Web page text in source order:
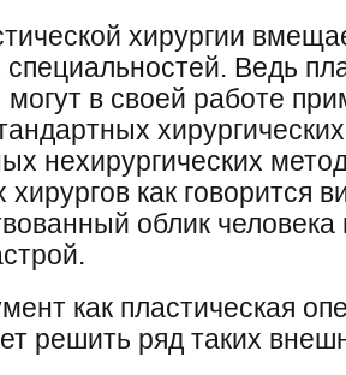
хирургии
Ведь
в своей работе
нехирургических
хирургов как говорится
облик человека
как пластическая
решить ряд таких